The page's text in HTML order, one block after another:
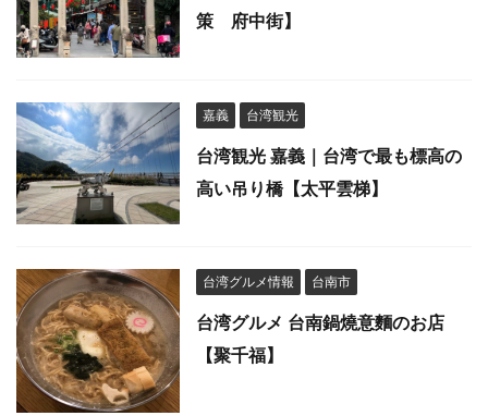
策 府中街】
嘉義 台湾観光
台湾観光 嘉義｜台湾で最も標高の
高い吊り橋【太平雲梯】
台湾グルメ情報 台南市
台湾グルメ 台南鍋燒意麵のお店
【聚千福】